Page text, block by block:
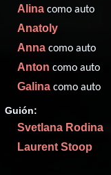
Alina como auto
Anatoly
Anna como auto
Anton como auto
Galina como auto
Guión:
Svetlana Rodina
Laurent Stoop